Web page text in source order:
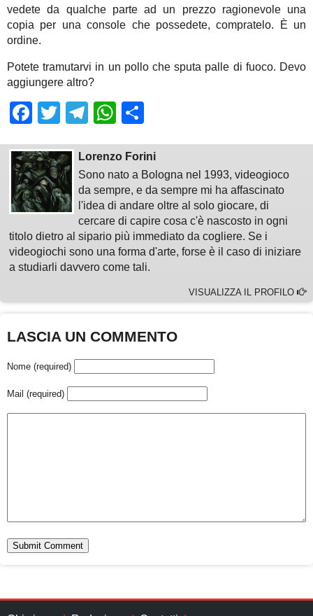
vedete da qualche parte ad un prezzo ragionevole una
copia per una console che possedete, compratelo. È un
ordine.
Potete tramutarvi in un pollo che sputa palle di fuoco. Devo
aggiungere altro?
Facebook
TwitterTelegram
WhatsApp
Lorenzo Forini
Sono nato a Bologna nel 1993, videogioco
da sempre, e da sempre mi ha affascinato
l'idea di andare oltre al solo giocare, di
cercare di capire cosa c'è nascosto in ogni
titolo dietro al sipario più immediato da cogliere. Se i
videogiochi sono una forma d'arte, forse è il caso di iniziare
a studiarli davvero come tali.
VISUALIZZA IL PROFILO
LASCIA UN COMMENTO
Nome (required)
Mail (required)